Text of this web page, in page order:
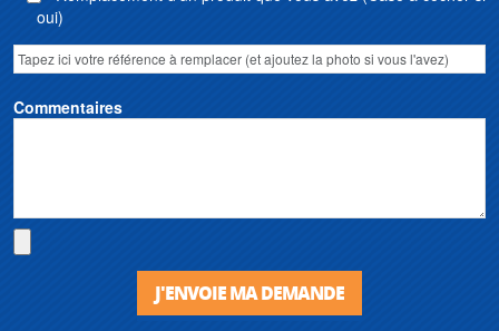
oui)
Commentaires
J'ENVOIE MA DEMANDE